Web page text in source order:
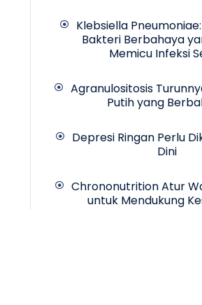
Klebsiella
Bakteri Berbahaya
Memicu Infeksi
Agranulositosis
Putih yang
Depresi Ringan Perlu
Dini
Chrononutrition Atur
untuk Mendukung